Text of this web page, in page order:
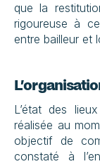
que la
rigoureuse à
entre bailleur et
L’état des
réalisée au
objectif de
constaté à